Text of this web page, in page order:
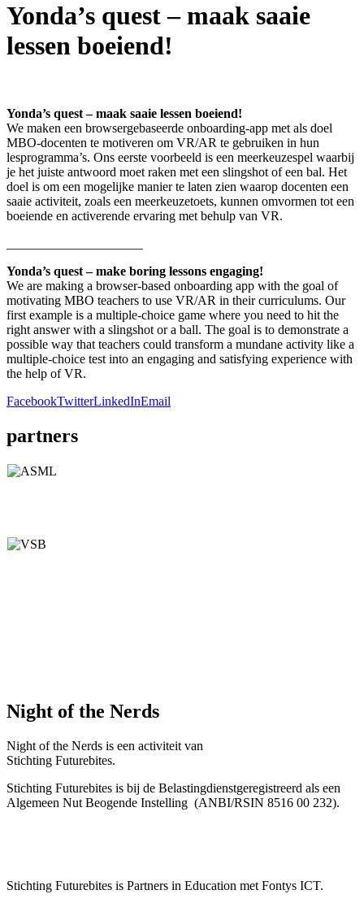
Yonda’s quest – maak saaie
lessen boeiend!
Yonda’s quest – maak saaie lessen boeiend!
We maken een browsergebaseerde onboarding-app met als doel
MBO-docenten te motiveren om VR/AR te gebruiken in hun
lesprogramma’s. Ons eerste voorbeeld is een meerkeuzespel waarbij
je het juiste antwoord moet raken met een slingshot of een bal. Het
doel is om een mogelijke manier te laten zien waarop docenten een
saaie activiteit, zoals een meerkeuzetoets, kunnen omvormen tot een
boeiende en activerende ervaring met behulp van VR.
Yonda’s quest – make boring lessons engaging!
We are making a browser-based onboarding app with the goal of
motivating MBO teachers to use VR/AR in their curriculums. Our
first example is a multiple-choice game where you need to hit the
right answer with a slingshot or a ball. The goal is to demonstrate a
possible way that teachers could transform a mundane activity like a
multiple-choice test into an engaging and satisfying experience with
the help of VR.
FacebookTwitterLinkedInEmail
partners
Night of the Nerds
Night of the Nerds is een activiteit van
Stichting Futurebites.
Stichting Futurebites is bij de Belastingdienstgeregistreerd als een
Algemeen Nut Beogende Instelling (ANBI/RSIN 8516 00 232).
Stichting Futurebites is Partners in Education met Fontys ICT.